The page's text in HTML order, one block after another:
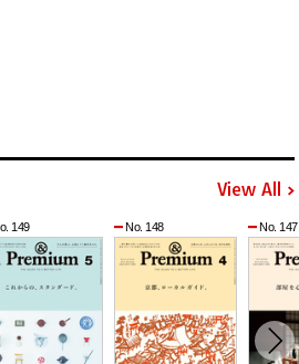
View All
149 No. 148 No. 147